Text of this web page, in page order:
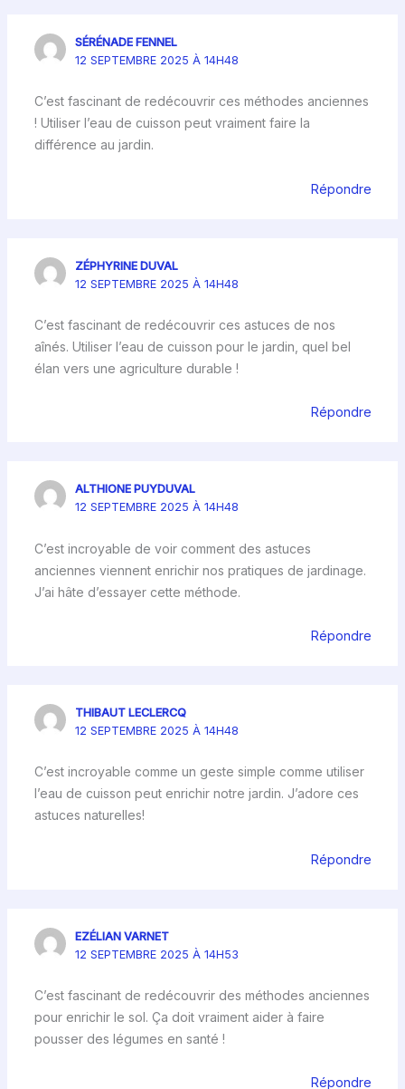
SÉRÉNADE FENNEL
12 SEPTEMBRE 2025 À 14H48
C’est fascinant de redécouvrir ces méthodes anciennes
! Utiliser l’eau de cuisson peut vraiment faire la
différence au jardin.
Répondre
ZÉPHYRINE DUVAL
12 SEPTEMBRE 2025 À 14H48
C’est fascinant de redécouvrir ces astuces de nos
aînés. Utiliser l’eau de cuisson pour le jardin, quel bel
élan vers une agriculture durable !
Répondre
ALTHIONE PUYDUVAL
12 SEPTEMBRE 2025 À 14H48
C’est incroyable de voir comment des astuces
anciennes viennent enrichir nos pratiques de jardinage.
J’ai hâte d’essayer cette méthode.
Répondre
THIBAUT LECLERCQ
12 SEPTEMBRE 2025 À 14H48
C’est incroyable comme un geste simple comme utiliser
l’eau de cuisson peut enrichir notre jardin. J’adore ces
astuces naturelles!
Répondre
EZÉLIAN VARNET
12 SEPTEMBRE 2025 À 14H53
C’est fascinant de redécouvrir des méthodes anciennes
pour enrichir le sol. Ça doit vraiment aider à faire
pousser des légumes en santé !
Répondre